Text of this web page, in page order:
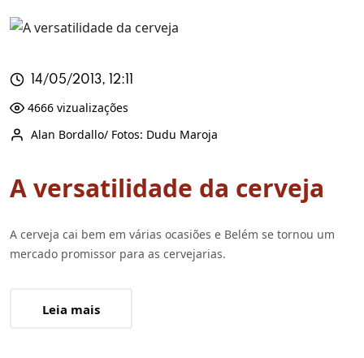
14/05/2013, 12:11
4666 vizualizações
Alan Bordallo/ Fotos: Dudu Maroja
A versatilidade da cerveja
A cerveja cai bem em várias ocasiões e Belém se tornou um
mercado promissor para as cervejarias.
Leia mais